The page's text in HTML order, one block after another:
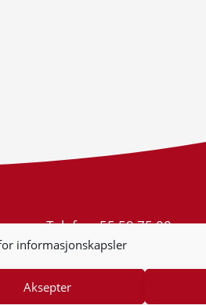
informasjonskapsler
Aksepter
Telefon:55 59 75 00
E-post:post@kt.no
Nyhetsvarsel >>